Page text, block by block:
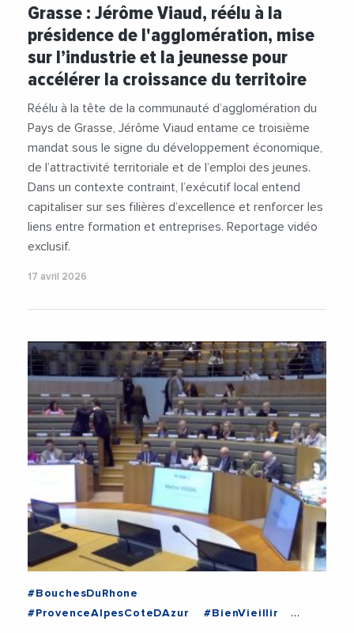
#Emploi
#Industrie
#JeromeViaud
#Jeunesse
#TransitionEcologique
#Videos
#VilleDeGrasse
Grasse : Jérôme Viaud, réélu à la
présidence de l'agglomération, mise
sur l’industrie et la jeunesse pour
accélérer la croissance du territoire
Réélu à la tête de la communauté d’agglomération du
Pays de Grasse, Jérôme Viaud entame ce troisième
mandat sous le signe du développement économique,
de l’attractivité territoriale et de l’emploi des jeunes.
Dans un contexte contraint, l’exécutif local entend
capitaliser sur ses filières d’excellence et renforcer les
liens entre formation et entreprises. Reportage vidéo
exclusif.
17 avril 2026
#BouchesDuRhone
#ProvenceAlpesCoteDAzur
#BienVieillir